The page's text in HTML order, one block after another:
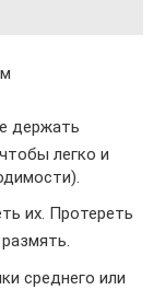
держать
легко и
их. Протереть
среднего или